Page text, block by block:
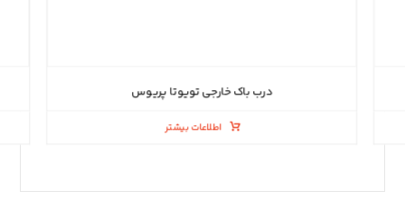
درب باک خارجی تویوتا پریوس
اطلاعات بیشتر